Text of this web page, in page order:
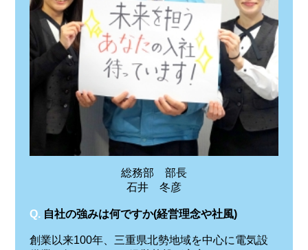
総務部 部長
石井 冬彦
Q. 自社の強みは何ですか(経営理念や社風)
創業以来100年、三重県北勢地域を中心に電気設